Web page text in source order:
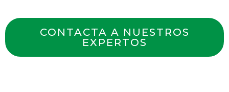
CONTACTA A NUESTROS
EXPERTOS